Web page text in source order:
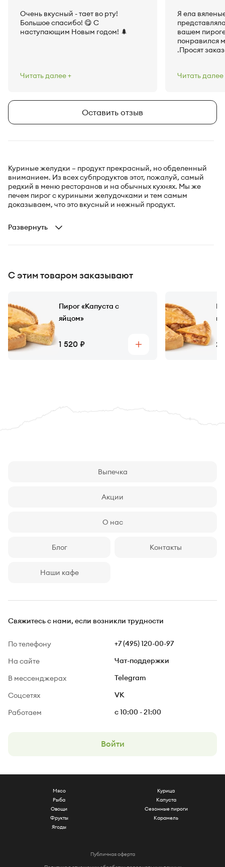
Очень вкусный - тает во рту!
Большое спасибо! 😋 С
наступающим Новым годом! 🌲
Читать далее
Я ела
вашем
понравился
.Просят
вкусное
праздник,
Читать далее
Оставить отзыв
Куриные желудки – продукт прекрасный, но обделенный
вниманием. Из всех субпродуктов этот, пожалуй, самый
редкий в меню ресторанов и на обычных кухнях. Мы же
печем пирог с куриными желудочками и тем самым
доказываем, что это вкусный и нежный продукт.
Развернуть
С этим товаром заказывают
Пирог «Капуста с
яйцом»
Цена
1 520
Купить
2
Выпечка
Акции
О нас
Блог Контакты
Наши кафе
Свяжитесь с нами, если возникли трудности
По телефону +7 (495) 120-00-97
На сайте Чат-поддержки
В мессенджерах Telegram
Соцсетях VK
Работаем c 10:00 - 21:00
Войти
Мясо
Рыба
Овощи
Фрукты
Ягоды
Курица
Капуста
Сезонные пироги
Карамель
Публичная оферта